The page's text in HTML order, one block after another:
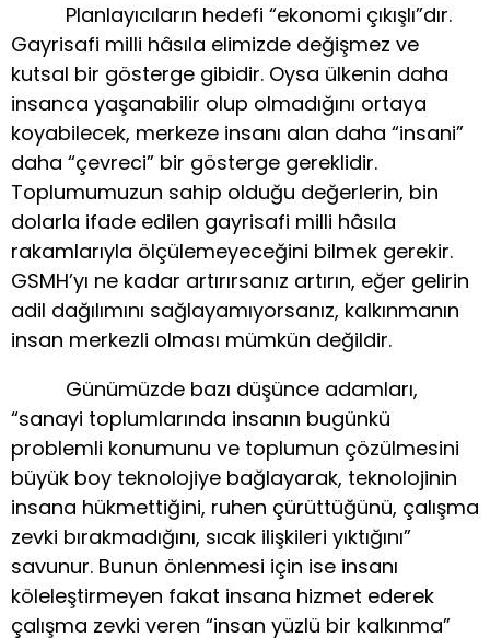
Planlayıcıların hedefi “ekonomi çıkışlı”dır.
Gayrisafi milli hâsıla elimizde değişmez ve
kutsal bir gösterge gibidir. Oysa ülkenin daha
insanca yaşanabilir olup olmadığını ortaya
koyabilecek, merkeze insanı alan daha “insani”
daha “çevreci” bir gösterge gereklidir.
Toplumumuzun sahip olduğu değerlerin, bin
dolarla ifade edilen gayrisafi milli hâsıla
rakamlarıyla ölçülemeyeceğini bilmek gerekir.
GSMH’yı ne kadar artırırsanız artırın, eğer gelirin
adil dağılımını sağlayamıyorsanız, kalkınmanın
insan merkezli olması mümkün değildir.
Günümüzde bazı düşünce adamları,
“sanayi toplumlarında insanın bugünkü
problemli konumunu ve toplumun çözülmesini
büyük boy teknolojiye bağlayarak, teknolojinin
insana hükmettiğini, ruhen çürüttüğünü, çalışma
zevki bırakmadığını, sıcak ilişkileri yıktığını”
savunur. Bunun önlenmesi için ise insanı
köleleştirmeyen fakat insana hizmet ederek
çalışma zevki veren “insan yüzlü bir kalkınma”